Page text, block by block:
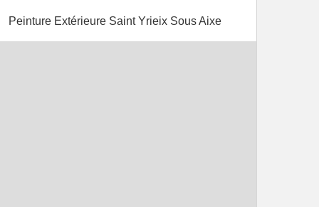
Peinture Extérieure Saint Yrieix Sous Aixe